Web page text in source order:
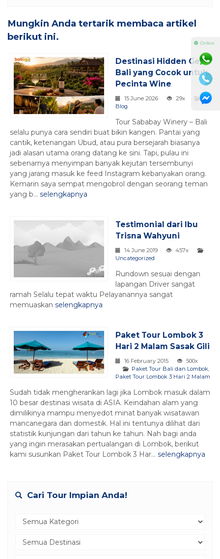
Mungkin Anda tertarik membaca artikel
berikut ini.
Destinasi Hidden Gem
Bali yang Cocok untuk
Pecinta Wine
15 June 2026
29x
Blog
Tour Sababay Winery – Bali
selalu punya cara sendiri buat bikin kangen. Pantai yang
cantik, ketenangan Ubud, atau pura bersejarah biasanya
jadi alasan utama orang datang ke sini. Tapi, pulau ini
sebenarnya menyimpan banyak kejutan tersembunyi
yang jarang masuk ke feed Instagram kebanyakan orang.
Kemarin saya sempat mengobrol dengan seorang teman
yang b... selengkapnya
Testimonial dari Ibu
Trisna Wahyuni
14 June 2019
457x
Uncategorized
Rundown sesuai dengan
lapangan Driver sangat
ramah Selalu tepat waktu Pelayanannya sangat
memuaskan selengkapnya
Paket Tour Lombok 3
Hari 2 Malam Sasak Gili
16 February 2015
500x
Paket Tour Bali dan Lombok,
Paket Tour Lombok 3 Hari 2 Malam
Sudah tidak mengherankan lagi jika Lombok masuk dalam
10 besar destinasi wisata di ASIA. Keindahan alam yang
dimilikinya mampu menyedot minat banyak wisatawan
mancanegara dan domestik. Hal ini tentunya dilihat dari
statistik kunjungan dari tahun ke tahun. Nah bagi anda
yang ingin merasakan pertualangan di Lombok, berikut
kami susunkan Paket Tour Lombok 3 Har... selengkapnya
Cari Tour Impian Anda!
⚫ Online